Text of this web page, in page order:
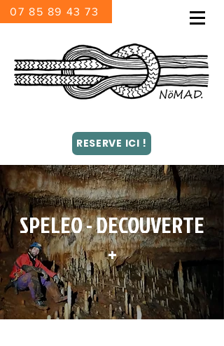
07 85 89 43 73
RESERVE ICI !
SPELEO - DECOUVERTE
+